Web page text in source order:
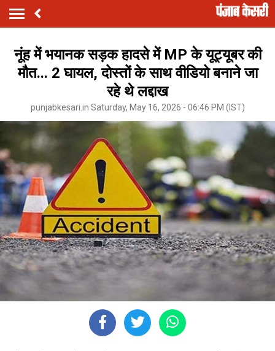
नूंह में भयानक सड़क हादसे में MP के यूट्यूबर की
मौत... 2 घायल, दोस्तों के साथ वीडियो बनाने जा
रहे थे लद्दाख
punjabkesari.in Saturday, May 16, 2026 - 06:46 PM (IST)